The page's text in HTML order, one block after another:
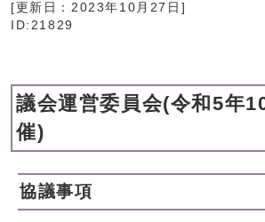
[更新日： 2023年10月27日 ]
ID:21829
議会運営委員会(令和5年
催)
協議事項